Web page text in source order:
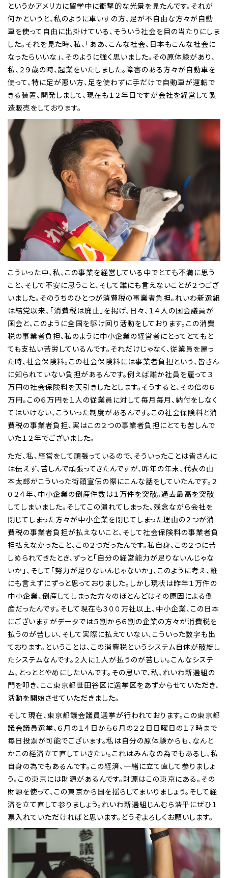
というかアメリカに留学中に衝撃的な光景を見たんです。それが
何かというと、私のように車いすの方、足が不自由な方々が自動
車を使って自由に出掛けている、そういう社会を目の当たりにしま
した。それを見た時、私、「ああ、こんな社会、日本もこんな社会に
なったらいいな」、そのように強く思いました。その原体験があり、
私、２９歳の時、起業をいたしました。障害のある方々が自動車を
使って、特に足が悪い方、足を使わずに手だけで自動車が運転で
きる装置、開発しまして、現在も１２年目ですが会社を経営して製
造販売をしております。
こういった中、私、この事業を経営している中でとても不満に思う
こと、そして不安に思うこと、そして誰にも言えないことが２つござ
いました。そのうちのひとつが消費税の事業者負担。れいわ新選組
は結党以来、「消費税は廃止」を掲げ、日々、１４人の国会議員が
国会と、このように全国を駆け回り活動をしております。この消費
税の事業者負担、私のように中小企業の経営者にとってとてもと
ても支払い苦労しているんです。それだけじゃなく、従業員を雇っ
た時、社会保険料。この社会保険料には事業者負担という、皆さん
に知られていない負担があるんです。例えば誰か社員を雇って３
万円の社会保険料を天引きしたとします。そうすると、その倍の６
万円。この６万円を１人の従業員に対して毎月毎月、納付をしなく
てはいけない、こういった制度があるんです。この社会保険料と消
費税の事業者負担、実はこの２つの事業者負担にとても苦しんで
いた１２年でございました。
ただ、私、経営をして頑張っているので、そういったことは皆さんに
は伝えず、苦しんで頑張ってきたんですが、昨年の年末、代表の山
本太郎がこういった街頭宣伝の際にこんな話をしていたんです。２
０２４年、中小企業の倒産件数は１万件を突破。過去最高を突破
してしまいました。そしてこの潰れてしまった、残念ながら会社を
閉じてしまった方々が中小企業を閉じてしまった理由の２つが消
費税の事業者負担が払えないこと、そして社会保険料の事業者負
担払えなかったこと、この２つだったんです。私自身、この２つに苦
しめられてきたとき、ずっと「自分の経営能力が足りないんじゃな
いか」、そして「努力が足りないんじゃないか」、このように考え、誰
にも言えずにずっと思っておりました。しかし現状は昨年１万件の
中小企業、倒産してしまった方々のほとんどはその原因による倒
産だったんです。そして現在も３００万社以上、中小企業、この日本
にございますがデータでは５割から６割の企業の方々が消費税を
払うのが苦しい、そして実際に払えていない、こういった数字も出
ております。ということは、この消費税というシステム自体が破綻し
たシステムなんです。２人に１人が払うのが苦しい。こんなシステ
ム、とっととやめにしたいんです。その思いで、私、れいわ新選組の
門を叩き、ここ東京都世田谷区に選挙区をあずからせていただき、
活動を開始させていただきました。
そして現在、東京都議会議員選挙が行われております。この東京都
議会議員選挙、６月の１４日から６月の２２日日曜日の１７時まで
毎日投票が可能でございます。私は自分の原体験からも、なんと
かこの経済立て直していきたい。これはみんなの為でもあるし、私
自身の為でもあるんです。この経済、一緒に立て直して参りましょ
う。この東京には財源があるんです。財源はこの東京にある。その
財源を使って、この東京から国を揺らしてまいりましょう。そして経
済を立て直して参りましょう。れいわ新選組じんむら浩平にぜひ１
票入れていただければと思います。どうぞよろしくお願いします。